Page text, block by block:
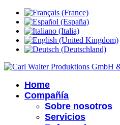
Home
Compañía
Sobre nosotros
Servicios